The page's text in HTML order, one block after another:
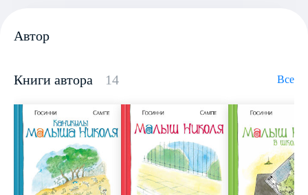
Автор
Книги автора 14 Все